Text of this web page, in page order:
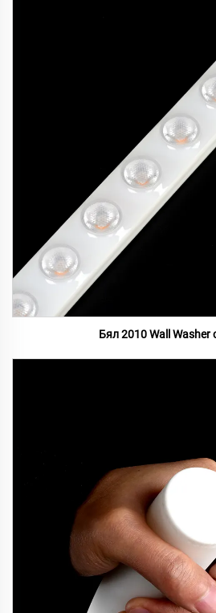
Бял 2010 Wall Washer